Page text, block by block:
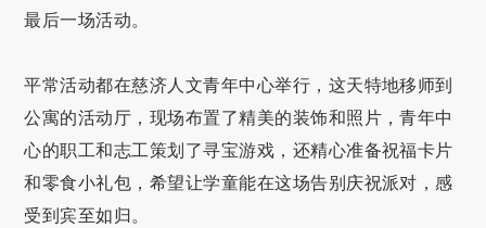
最后一场活动。
平常活动都在慈济人文青年中心举行，这天特地移师到
公寓的活动厅，现场布置了精美的装饰和照片，青年中
心的职工和志工策划了寻宝游戏，还精心准备祝福卡片
和零食小礼包，希望让学童能在这场告别庆祝派对，感
受到宾至如归。